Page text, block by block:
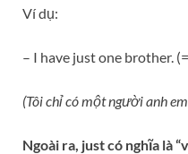
Ví dụ:
– I have just one brother.
(Tôi chỉ có một người anh
Ngoài ra, just có nghĩa là